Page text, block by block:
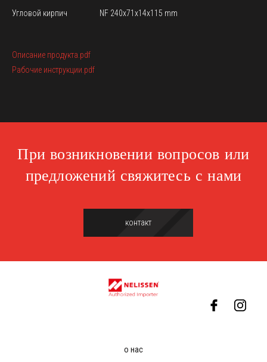
Угловой кирпич
NF 240x71x14x115 mm
Описание продукта.pdf
Рабочие инструкции.pdf
При возникновении вопросов или
предложений свяжитесь с нами
контакт
о нас